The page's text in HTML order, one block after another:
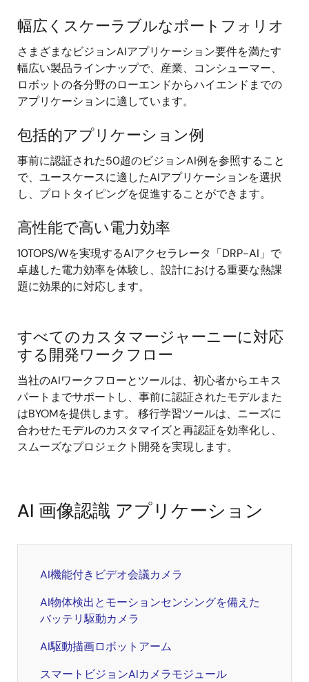
幅広くスケーラブルなポートフォリオ
さまざまなビジョンAIアプリケーション要件を満たす
幅広い製品ラインナップで、産業、コンシューマー、
ロボットの各分野のローエンドからハイエンドまでの
アプリケーションに適しています。
包括的アプリケーション例
事前に認証された50超のビジョンAI例を参照すること
で、ユースケースに適したAIアプリケーションを選択
し、プロトタイピングを促進することができます。
高性能で高い電力効率
10TOPS/Wを実現するAIアクセラレータ「DRP-AI」で
卓越した電力効率を体験し、設計における重要な熱課
題に効果的に対応します。
すべてのカスタマージャーニーに対応
する開発ワークフロー
当社のAIワークフローとツールは、初心者からエキス
パートまでサポートし、事前に認証されたモデルまた
はBYOMを提供します。 移行学習ツールは、ニーズに
合わせたモデルのカスタマイズと再認証を効率化し、
スムーズなプロジェクト開発を実現します。
AI 画像認識 アプリケーション
AI機能付きビデオ会議カメラ
AI物体検出とモーションセンシングを備えた
バッテリ駆動カメラ
AI駆動描画ロボットアーム
スマートビジョンAIカメラモジュール